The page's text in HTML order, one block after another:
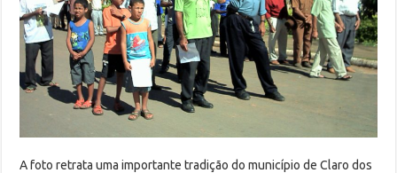
A foto retrata uma importante tradição do município de Claro dos